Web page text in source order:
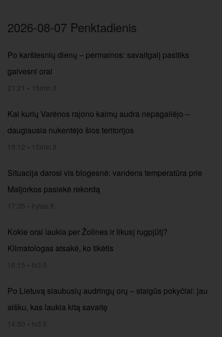
2026-08-07 Penktadienis
Po karštesnių dienų – permainos: savaitgalį pasitiks
gaivesni orai
21:21 • 15min.lt
Kai kurių Varėnos rajono kaimų audra nepagailėjo –
daugiausia nukentėjo šios teritorijos
19:12 • 15min.lt
Situacija darosi vis blogesnė: vandens temperatūra prie
Maljorkos pasiekė rekordą
17:35 • lrytas.lt
Kokie orai laukia per Žolines ir likusį rugpjūtį?
Klimatologas atsakė, ko tikėtis
16:15 • tv3.lt
Po Lietuvą siaubusių audringų orų – staigūs pokyčiai: jau
aišku, kas laukia kitą savaitę
14:50 • tv3.lt